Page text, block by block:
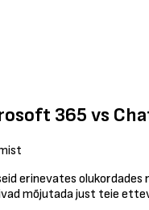
365 vs
erinevates
mõjutada just teie